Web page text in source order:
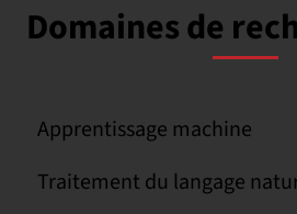
Domaines de
Apprentissage machine
Traitement du langage